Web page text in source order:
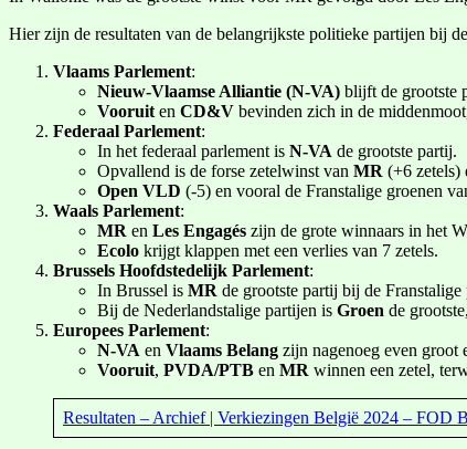
Hier zijn de resultaten van de belangrijkste politieke partijen bij
Vlaams Parlement:
Nieuw-Vlaamse Alliantie (N-VA) blijft de grootste
Vooruit en CD&V bevinden zich in de
Federaal Parlement:
In het federaal parlement is N-VA de grootste partij.
Opvallend is de forse zetelwinst van MR (+6 zetels)
Open VLD (-5) en vooral de Franstalige groenen
Waals Parlement:
MR en Les Engagés zijn de grote winnaars in het
Ecolo krijgt klappen met een verlies van 7 zetels.
Brussels Hoofdstedelijk Parlement:
In Brussel is MR de grootste partij bij de Franstalige
Bij de Nederlandstalige partijen is Groen de
Europees Parlement:
N-VA en Vlaams Belang zijn nagenoeg even groot
Vooruit, PVDA/PTB en MR winnen een zetel,
Resultaten – Archief | Verkiezingen België 2024 – FOD